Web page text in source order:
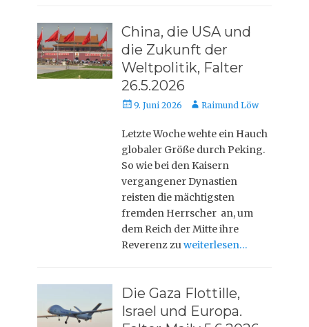
China, die USA und
die Zukunft der
Weltpolitik, Falter
26.5.2026
Veröffentlicht
9. Juni 2026 AutorRaimund Löw
Letzte Woche wehte ein Hauch
globaler Größe durch Peking.
So wie bei den Kaisern
vergangener Dynastien
reisten die mächtigsten
fremden Herrscher an, um
dem Reich der Mitte ihre
Reverenz zuweiterlesen…
Die Gaza Flottille,
Israel und Europa.